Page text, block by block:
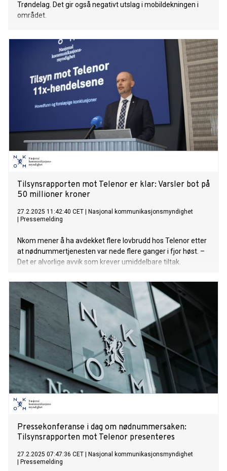
Trøndelag. Det gir også negativt utslag i mobildekningen i
området.
Tilsynsrapporten mot Telenor er klar: Varsler bot på
50 millioner kroner
27.2.2025 11:42:40 CET
Nasjonal kommunikasjonsmyndighet
Pressemelding
Nkom mener å ha avdekket flere lovbrudd hos Telenor etter
at nødnummertjenesten var nede flere ganger i fjor høst. –
Det er alvorlige avvik som krever umiddelbare tiltak.
Pressekonferanse i dag om nødnummersaken:
Tilsynsrapporten mot Telenor presenteres
27.2.2025 07:47:36 CET
Nasjonal kommunikasjonsmyndighet
Pressemelding